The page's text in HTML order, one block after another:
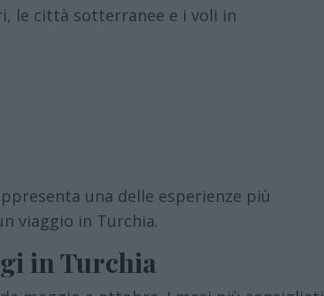
le città sotterranee e i voli in
una delle esperienze più
viaggio in Turchia.
in Turchia